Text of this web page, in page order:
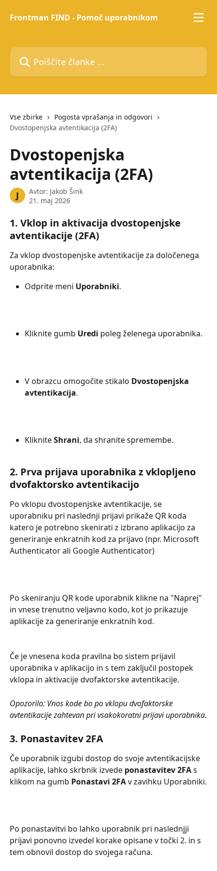
Frontman FIND - Pomoč uporabnikom
Poiščite članke ...
Vse zbirke
Pogosta vprašanja in odgovori
Dvostopenjska avtentikacija (2FA)
Dvostopenjska
avtentikacija (2FA)
J Avtor: Jakob Šink
21. maj 2026
1. Vklop in aktivacija dvostopenjske
avtentikacije (2FA)
Za vklop dvostopenjske avtentikacije za določenega
uporabnika:
Odprite meni Uporabniki.
Kliknite gumb Uredi poleg želenega uporabnika.
V obrazcu omogočite stikalo Dvostopenjska
avtentikacija.
Kliknite Shrani, da shranite spremembe.
2. Prva prijava uporabnika z vklopljeno
dvofaktorsko avtentikacijo
Po vklopu dvostopenjske avtentikacije, se
uporabniku pri naslednji prijavi prikaže QR koda
katero je potrebno skenirati z izbrano aplikacijo za
generiranje enkratnih kod za prijavo (npr. Microsoft
Authenticator ali Google Authenticator)
Po skeniranju QR kode uporabnik klikne na "Naprej"
in vnese trenutno veljavno kodo, kot jo prikazuje
aplikacije za generiranje enkratnih kod.
Če je vnesena koda pravilna bo sistem prijavil
uporabnika v aplikacijo in s tem zaključil postopek
vklopa in aktivacije dvofaktorske avtentikacije.
Opozorilo: Vnos kode bo po vklopu dvofaktorske
avtentikacije zahtevan pri vsakokoratni prijavi uporabnika.
3. Ponastavitev 2FA
Če uporabnik izgubi dostop do svoje avtentikacijske
aplikacije, lahko skrbnik izvede ponastavitev 2FA s
klikom na gumb Ponastavi 2FA v zavihku Uporabniki.
Po ponastavitvi bo lahko uporabnik pri naslednjji
prijavi ponovno izvedel korake opisane v točki 2. in s
tem obnovil dostop do svojega računa.